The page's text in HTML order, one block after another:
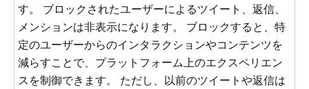
す。 ブロックされたユーザーによるツイート、返信、
メンションは非表示になります。 ブロックすると、特
定のユーザーからのインタラクションやコンテンツを
減らすことで、プラットフォーム上のエクスペリエン
スを制御できます。 ただし、以前のツイートや返信は